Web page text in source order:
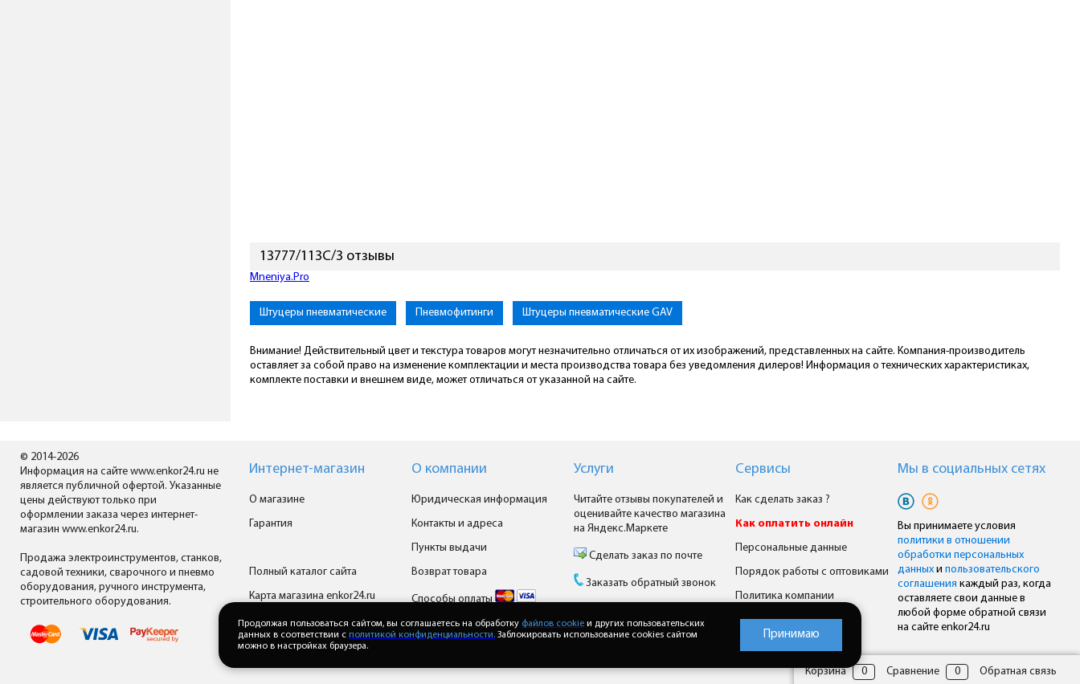
13777/113C/3 отзывы
Mneniya.Pro
Штуцеры пневматические Пневмофитинги Штуцеры пневматические GAV
Внимание! Действительный цвет и текстура товаров могут незначительно отличаться от их изображений, представленных на сайте. Компания-производитель
оставляет за собой право на изменение комплектации и места производства товара без уведомления дилеров! Информация о технических характеристиках,
комплекте поставки и внешнем виде, может отличаться от указанной на сайте.
© 2014-2026
Информация на сайте www.enkor24.ru не
является публичной офертой. Указанные
цены действуют только при
оформлении заказа через интернет-
магазин www.enkor24.ru.
Продажа электроинструментов, станков,
садовой техники, сварочного и пневмо
оборудования, ручного инструмента,
строительного оборудования.
Интернет-магазин
О магазине
Гарантия
Полный каталог сайта
Карта магазина enkor24.ru
Все производители
Скачать прайс-лист
О компании
Юридическая информация
Контакты и адреса
Пункты выдачи
Возврат товара
Способы оплаты
Доставка
Услуги
Читайте отзывы покупателей и
оценивайте качество магазина
на Яндекс.Маркете
Сделать заказ по почте
Заказать обратный звонок
Сервисы
Как сделать заказ ?
Как оплатить онлайн
Персональные данные
Порядок работы с оптовиками
Политика компании
Комплексное снабжение
Мы в cоциальных сетях
Вы принимаете условия
политики в отношении
обработки персональных
данных ипользовательского
соглашения каждый раз, когда
оставляете свои данные в
любой форме обратной связи
на сайте enkor24.ru
Корзина 0 Сравнение 0 Обратная связь
Продолжая пользоваться сайтом, вы соглашаетесь на обработку файлов cookie и других пользовательских
данных в соответствии с политикой конфиденциальности. Заблокировать использование cookies сайтом
можно в настройках браузера.
Принимаю